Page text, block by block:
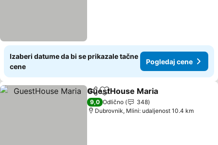
Izaberi datume da bi se prikazale tačne
cene
Pogledaj cene
Deli Dodati u favorite
GuestHouse Maria
9,0 Odlično
348
Dubrovnik, Mlini: udaljenost 10.4 km